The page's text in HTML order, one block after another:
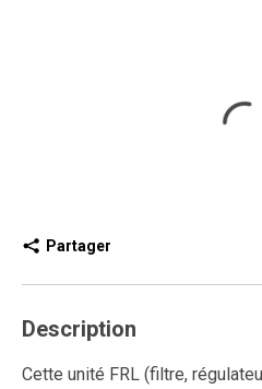
Partager
Description
Cette unité FRL (filtre,